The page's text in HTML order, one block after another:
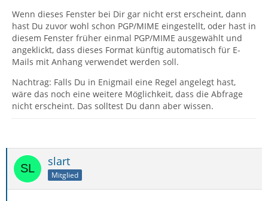
Wenn dieses Fenster bei Dir gar nicht erst erscheint, dann
hast Du zuvor wohl schon PGP/MIME eingestellt, oder hast in
diesem Fenster früher einmal PGP/MIME ausgewählt und
angeklickt, dass dieses Format künftig automatisch für E-
Mails mit Anhang verwendet werden soll.
Nachtrag: Falls Du in Enigmail eine Regel angelegt hast,
wäre das noch eine weitere Möglichkeit, dass die Abfrage
nicht erscheint. Das solltest Du dann aber wissen.
slart
Mitglied